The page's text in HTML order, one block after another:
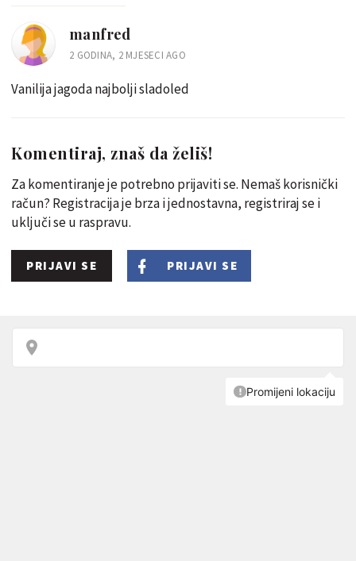
manfred
2 GODINA, 2 MJESECI AGO
Vanilija jagoda najbolji sladoled
Komentiraj, znaš da želiš!
Za komentiranje je potrebno prijaviti se. Nemaš korisnički
račun? Registracija je brza i jednostavna, registriraj se i
uključi se u raspravu.
PRIJAVI SE PRIJAVI SE